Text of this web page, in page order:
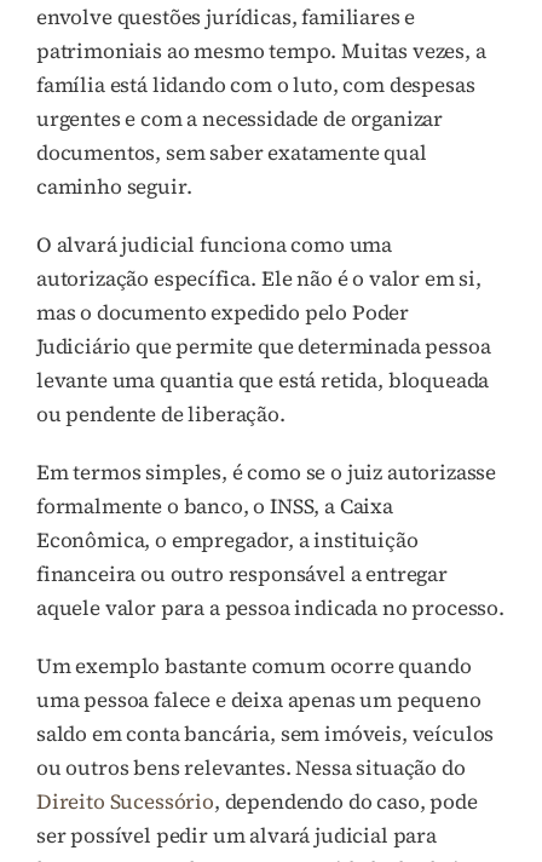
envolve questões jurídicas, familiares e
patrimoniais ao mesmo tempo. Muitas vezes, a
família está lidando com o luto, com despesas
urgentes e com a necessidade de organizar
documentos, sem saber exatamente qual
caminho seguir.
O alvará judicial funciona como uma
autorização específica. Ele não é o valor em si,
mas o documento expedido pelo Poder
Judiciário que permite que determinada pessoa
levante uma quantia que está retida, bloqueada
ou pendente de liberação.
Em termos simples, é como se o juiz autorizasse
formalmente o banco, o INSS, a Caixa
Econômica, o empregador, a instituição
financeira ou outro responsável a entregar
aquele valor para a pessoa indicada no processo.
Um exemplo bastante comum ocorre quando
uma pessoa falece e deixa apenas um pequeno
saldo em conta bancária, sem imóveis, veículos
ou outros bens relevantes. Nessa situação do
Direito Sucessório, dependendo do caso, pode
ser possível pedir um alvará judicial para